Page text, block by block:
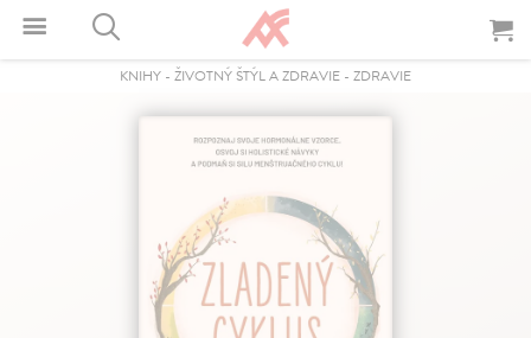
KNIHY - ŽIVOTNÝ ŠTÝL A ZDRAVIE - ZDRAVIE